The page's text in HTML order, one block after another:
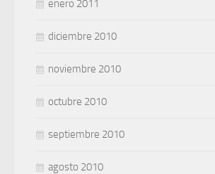
enero 2011
diciembre 2010
noviembre 2010
octubre 2010
septiembre 2010
agosto 2010